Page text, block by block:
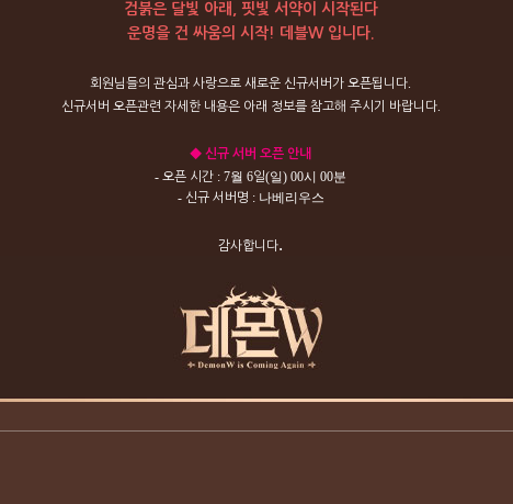
검붉은 달빛 아래, 핏빛 서약이 시작된다
운명을 건 싸움의 시작! 데블W 입니다.
회원님들의 관심과 사랑으로 새로운 신규서버가 오픈됩니다.
신규서버 오픈관련 자세한 내용은 아래 정보를 참고해 주시기 바랍니다.
◆ 신규 서버 오픈 안내
- 오픈 시간 : 7월 6일(일) 00시 00분
- 신규 서버명 : 나베리우스
감사합니다.